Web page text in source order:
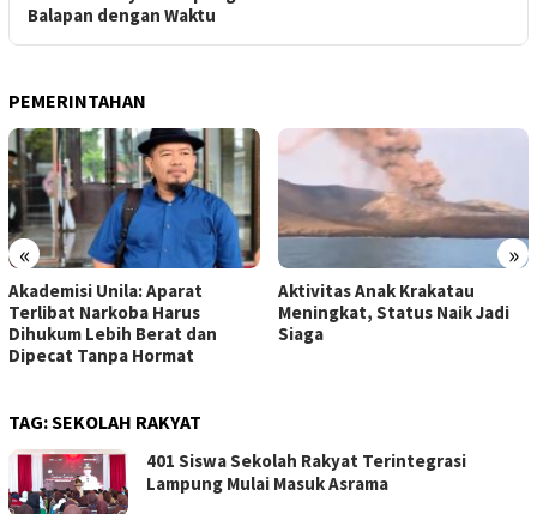
Balapan dengan Waktu
PEMERINTAHAN
« »
Akademisi Unila: Aparat
Terlibat Narkoba Harus
Dihukum Lebih Berat dan
Dipecat Tanpa Hormat
Aktivitas Anak Krakatau
Meningkat, Status Naik Jadi
Siaga
TAG:SEKOLAH RAKYAT
401 Siswa Sekolah Rakyat Terintegrasi
Lampung Mulai Masuk Asrama